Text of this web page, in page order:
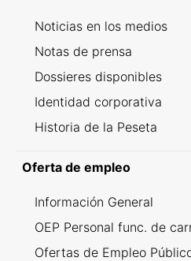
Noticias en los medios
Notas de prensa
Dossieres disponibles
Identidad corporativa
Historia de la Peseta
Oferta de empleo
Información General
OEP Personal func. de
Ofertas de Empleo